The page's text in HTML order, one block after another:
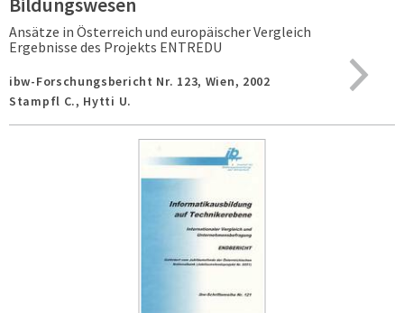
Ansätze in Österreich und europäischer Vergleich
Ergebnisse des Projekts ENTREDU
ibw-Forschungsbericht Nr. 123, Wien, 2002
Stampfl C., Hytti U.